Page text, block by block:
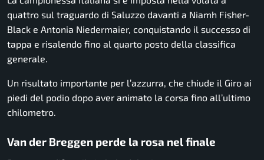
quattro sul traguardo di Saluzzo davanti a Niamh Fisher-
Black e Antonia Niedermaier, conquistando il successo di
tappa e risalendo fino al quarto posto della classifica
generale.
Un risultato importante per l’azzurra, che chiude il Giro ai
piedi del podio dopo aver animato la corsa fino all’ultimo
chilometro.
Van der Breggen perde la rosa nel finale